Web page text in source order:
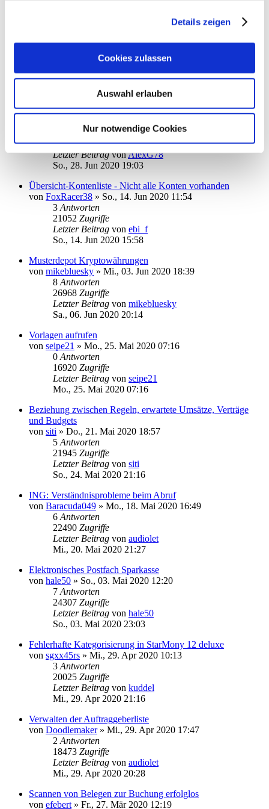
Details zeigen
Cookies zulassen
Auswahl erlauben
Nur notwendige Cookies
unsinnige Buchungen StarMoney autom. Ausgleich Fehlende
Antworten
Letzter BeitragvonTokoloko
So., 12. Jul 2020 13:18
Zeitrahmen beim Einnahmen-Ausgaben-Vergleich anpassen
Antworten
18062Zugriffe
Letzter BeitragvonAlexG78
So., 28. Jun 2020 19:03
Übersicht-Kontenliste - Nicht alle Konten vorhanden
von FoxRacer38 » So., 14. Jun 2020 11:54
3 Antworten
21052 Zugriffe
Letzter Beitrag von ebi_f
So., 14. Jun 2020 15:58
Musterdepot Kryptowährungen
von mikebluesky » Mi., 03. Jun 2020 18:39
8 Antworten
26968 Zugriffe
Letzter Beitrag von mikebluesky
Sa., 06. Jun 2020 20:14
Vorlagen aufrufen
von seipe21 » Mo., 25. Mai 2020 07:16
0 Antworten
16920 Zugriffe
Letzter Beitrag von seipe21
Mo., 25. Mai 2020 07:16
Beziehung zwischen Regeln, erwartete Umsätze, Verträge
und Budgets
von siti » Do., 21. Mai 2020 18:57
5 Antworten
21945 Zugriffe
Letzter Beitrag von siti
So., 24. Mai 2020 21:16
ING: Verständnisprobleme beim Abruf
von Baracuda049 » Mo., 18. Mai 2020 16:49
6 Antworten
22490 Zugriffe
Letzter Beitrag von audiolet
Mi., 20. Mai 2020 21:27
Elektronisches Postfach Sparkasse
von hale50 » So., 03. Mai 2020 12:20
7 Antworten
24307 Zugriffe
Letzter Beitrag von hale50
So., 03. Mai 2020 23:03
Fehlerhafte Kategorisierung in StarMony 12 deluxe
von sgxx45rs » Mi., 29. Apr 2020 10:13
3 Antworten
20025 Zugriffe
Letzter Beitrag von kuddel
Mi., 29. Apr 2020 21:16
Verwalten der Auftraggeberliste
von Doodlemaker» Mi., 29. Apr 2020 17:47
2 Antworten
18473 Zugriffe
Letzter Beitrag von audiolet
Mi., 29. Apr 2020 20:28
Scannen von Belegen zur Buchung erfolglos
von efebert » Fr., 27. Mär 2020 12:19